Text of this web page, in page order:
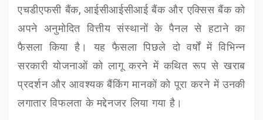
एचडीएफसी बैंक,आईसीआईसीआई बैंक और एक्सिस बैंक को
अपने अनुमोदित वित्तीय संस्थानों के पैनल से हटाने का
फैसला किया है। यह फैसला पिछले दो वर्षों में विभिन्न
सरकारी योजनाओं को लागू करने में कथित रूप से खराब
प्रदर्शन और आवश्यक बैंकिंग मानकों को पूरा करने में उनकी
लगातार विफलता के मद्देनजर लिया गया है।